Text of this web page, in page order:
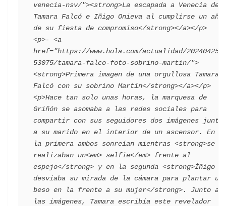
venecia-nsv/"><strong>La escapada a Venecia de
Tamara Falcó e Iñigo Onieva al cumplirse un año
de su fiesta de compromiso</strong></a></p>
<p>- <a
href="https://www.hola.com/actualidad/202404252
53075/tamara-falco-foto-sobrino-martin/">
<strong>Primera imagen de una orgullosa Tamara
Falcó con su sobrino Martín</strong></a></p>
<p>Hace tan solo unas horas, la marquesa de
Griñón se asomaba a las redes sociales para
compartir con sus seguidores dos imágenes junto
a su marido en el interior de un ascensor. En
la primera ambos sonreían mientras <strong>se
realizaban un<em> selfie</em> frente al
espejo</strong> y en la segunda <strong>Íñigo
desviaba su mirada de la cámara para plantar un
beso en la frente a su mujer</strong>. Junto a
las imágenes, Tamara escribía este revelador